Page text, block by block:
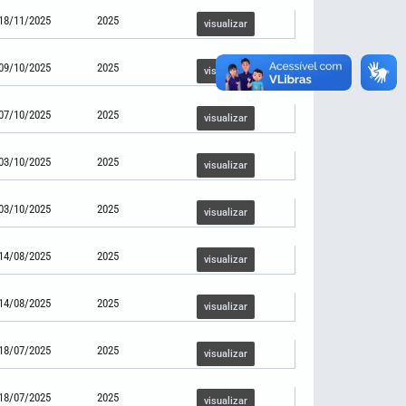
11/2025 2025 visualizar
10/2025 2025 visualizar
10/2025 2025 visualizar
10/2025 2025 visualizar
10/2025 2025 visualizar
08/2025 2025 visualizar
08/2025 2025 visualizar
07/2025 2025 visualizar
07/2025 2025 visualizar